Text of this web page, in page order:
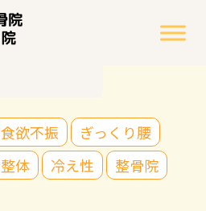
食欲不振
ぎっくり腰
整体 冷え性
整骨院